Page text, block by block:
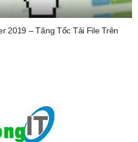
2019 – Tăng Tốc Tải File Trên